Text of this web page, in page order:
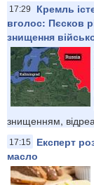
17:29
Кремль
вголос: Пєсков
знищення
знищенням,
17:15
Експерт
масло